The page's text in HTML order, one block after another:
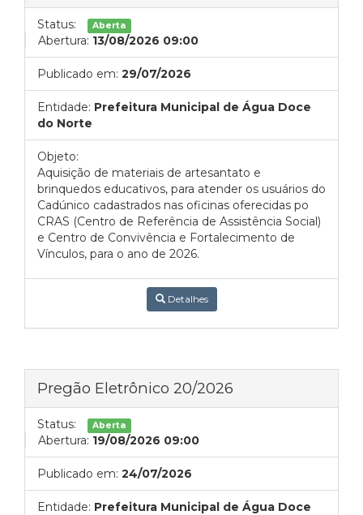
Status: Aberta
Abertura: 13/08/2026 09:00
Publicado em: 29/07/2026
Entidade: Prefeitura Municipal de Água Doce
do Norte
Objeto:
Aquisição de materiais de artesantato e
brinquedos educativos, para atender os usuários do
Cadúnico cadastrados nas oficinas oferecidas po
CRAS (Centro de Referência de Assistência Social)
e Centro de Convivência e Fortalecimento de
Vínculos, para o ano de 2026.
Detalhes
Pregão Eletrônico 20/2026
Status: Aberta
Abertura: 19/08/2026 09:00
Publicado em: 24/07/2026
Entidade: Prefeitura Municipal de Água Doce